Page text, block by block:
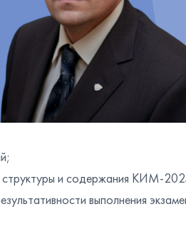
структуры и содержания КИМ-
выполнения